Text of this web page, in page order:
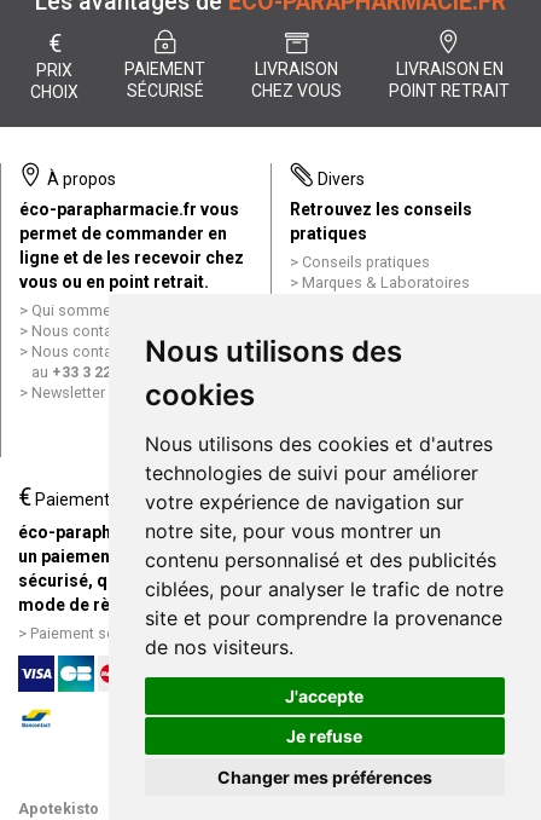
Nous utilisons des
cookies
Nous utilisons des cookies et d'autres
technologies de suivi pour améliorer
votre expérience de navigation sur
notre site, pour vous montrer un
contenu personnalisé et des publicités
ciblées, pour analyser le trafic de notre
site et pour comprendre la provenance
de nos visiteurs.
J'accepte
Je refuse
Changer mes préférences
€
PRIX
CHOIX
PAIEMENT
SÉCURISÉ
LIVRAISON
CHEZ VOUS
LIVRAISON EN
POINT RETRAIT
À propos
éco-parapharmacie.fr vous
permet de commander en
ligne et de les recevoir chez
vous ou en point retrait.
Qui sommes nous ?
Nous contacter par e-mail
Nous contacter par téléphone
au +33 3 22 71 64 10
Newsletter
Divers
Retrouvez les conseils
pratiques
Conseils pratiques
Marques & Laboratoires
Mentions légales
Données personnelles
ligne
€Paiement
éco-parapharmacie.fr offre
un paiement entièrement
sécurisé, quel que soit le
mode de règlement
Paiement sécurisé et simple
Livraison / Point retrait
Commandez en ligne et
recevez votre commande
rapidement chez vous ou en
point retrait
Livraison chez vous ou en
Apotekisto